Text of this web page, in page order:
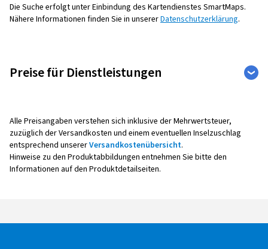
Die Suche erfolgt unter Einbindung des Kartendienstes SmartMaps.
Nähere Informationen finden Sie in unsererDatenschutzerklärung.
Preise für Dienstleistungen
Reifenmontage
Alle Montagepreise verstehen sich pro Rad,
Alle Preisangaben verstehen sich inklusive der Mehrwertsteuer,
zuzüglich der Versandkosten und einem eventuellen Inselzuschlag
entsprechend unsererVersandkostenübersicht.
Hinweise zu den Produktabbildungen entnehmen Sie bitte den
Informationen auf den Produktdetailseiten.